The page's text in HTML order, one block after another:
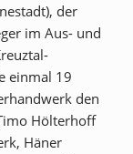
der
im Aus- und
einmal 19
den
Hölterhoff
Häner